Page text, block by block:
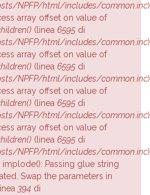
NPFP/html/includes/common.inc
array offset on value of
(linea 6595 di
NPFP/html/includes/common.inc
array offset on value of
(linea 6595 di
NPFP/html/includes/common.inc
array offset on value of
(linea 6595 di
NPFP/html/includes/common.inc
array offset on value of
(linea 6595 di
NPFP/html/includes/common.inc
implode(): Passing glue string
Swap the parameters in
394 di